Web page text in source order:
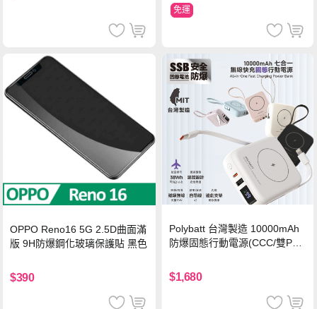
免運
OPPO Reno16 5G 2.5D曲面滿
版 9H防爆鋼化玻璃保護貼 黑色
$390
Polybatt 台灣製造 10000mAh
防爆固態行動電源(CCC/雙PD
$1,680